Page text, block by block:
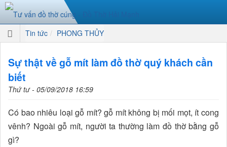
Tin tức PHONG THỦY
Sự thật về gỗ mít làm đồ thờ quý khách cần
biết
Thứ tư - 05/09/2018 16:59
Có bao nhiêu loại gỗ mít? gỗ mít không bị mối mọt, ít cong
vênh? Ngoài gỗ mít, người ta thường làm đồ thờ bằng gỗ
gì?